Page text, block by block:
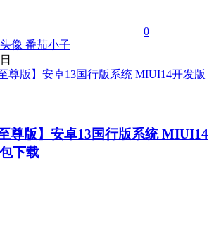
0
番茄小子
尊版】安卓13国行版系统 MIUI14
下载